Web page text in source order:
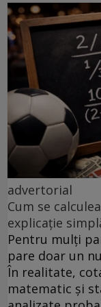
advertorial
Cum se
explicație
Pentru mulți
pare doar un
În realitate,
matematic și